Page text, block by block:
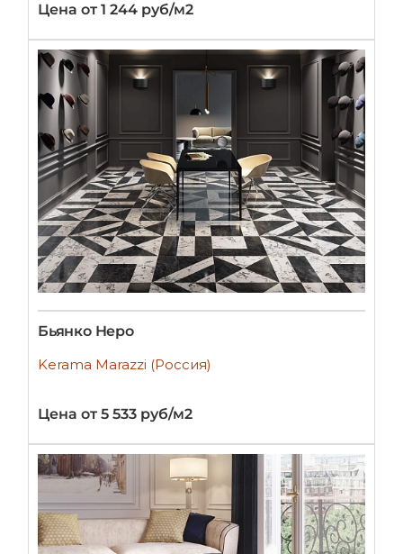
Цена от 1 244 руб/м2
Бьянко Неро
Kerama Marazzi (Россия)
Цена от 5 533 руб/м2